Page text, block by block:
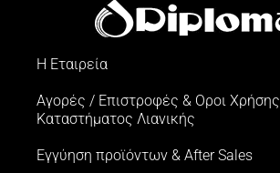
Η Εταιρεία
Αγορές / Επιστροφές & Oροι Xρήσης
Kαταστήματος Λιανικής
Εγγύηση προϊόντων & After Sales